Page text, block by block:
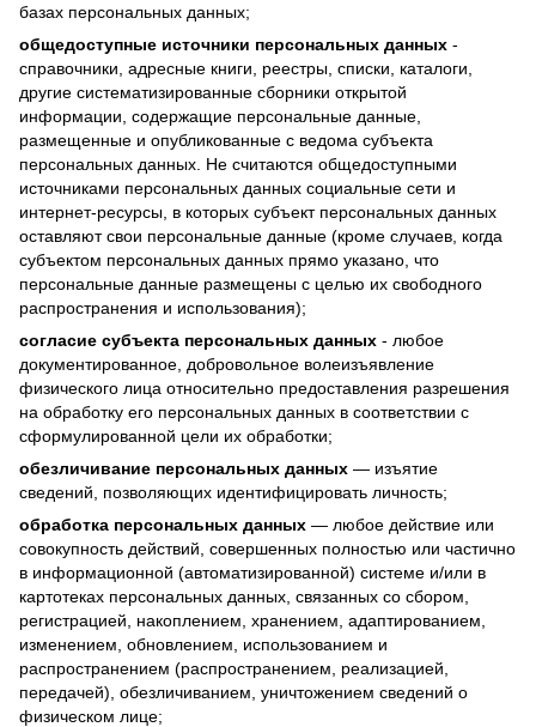
базах персональных данных;
общедоступные источники персональных данных -
справочники, адресные книги, реестры, списки, каталоги,
другие систематизированные сборники открытой
информации, содержащие персональные данные,
размещенные и опубликованные с ведома субъекта
персональных данных. Не считаются общедоступными
источниками персональных данных социальные сети и
интернет-ресурсы, в которых субъект персональных данных
оставляют свои персональные данные (кроме случаев, когда
субъектом персональных данных прямо указано, что
персональные данные размещены с целью их свободного
распространения и использования);
согласие субъекта персональных данных - любое
документированное, добровольное волеизъявление
физического лица относительно предоставления разрешения
на обработку его персональных данных в соответствии с
сформулированной цели их обработки;
обезличивание персональных данных — изъятие
сведений, позволяющих идентифицировать личность;
обработка персональных данных — любое действие или
совокупность действий, совершенных полностью или частично
в информационной (автоматизированной) системе и/или в
картотеках персональных данных, связанных со сбором,
регистрацией, накоплением, хранением, адаптированием,
изменением, обновлением, использованием и
распространением (распространением, реализацией,
передачей), обезличиванием, уничтожением сведений о
физическом лице;